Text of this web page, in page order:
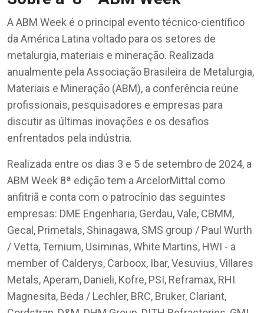
A ABM Week é o principal evento técnico-científico
da América Latina voltado para os setores de
metalurgia, materiais e mineração. Realizada
anualmente pela Associação Brasileira de Metalurgia,
Materiais e Mineração (ABM), a conferência reúne
profissionais, pesquisadores e empresas para
discutir as últimas inovações e os desafios
enfrentados pela indústria.
Realizada entre os dias 3 e 5 de setembro de 2024, a
ABM Week 8ª edição tem a ArcelorMittal como
anfitriã e conta com o patrocínio das seguintes
empresas: DME Engenharia, Gerdau, Vale, CBMM,
Gecal, Primetals, Shinagawa, SMS group / Paul Wurth
/ Vetta, Ternium, Usiminas, White Martins, HWI - a
member of Calderys, Carboox, Ibar, Vesuvius, Villares
Metals, Aperam, Danieli, Kofre, PSI, Reframax, RHI
Magnesita, Beda / Lechler, BRC, Bruker, Clariant,